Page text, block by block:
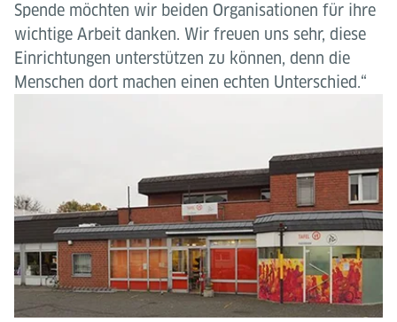
Spende möchten wir beiden Organisationen für ihre
wichtige Arbeit danken. Wir freuen uns sehr, diese
Einrichtungen unterstützen zu können, denn die
Menschen dort machen einen echten Unterschied.“